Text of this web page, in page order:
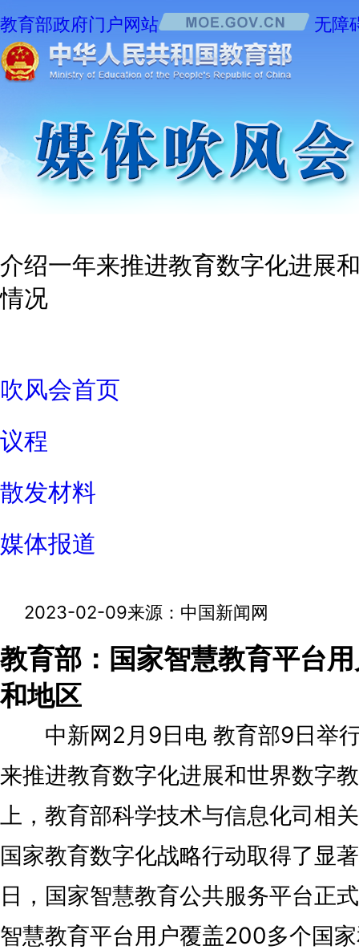
教育部政府门户网站 无障
介绍一年来推进教育数字化进展
情况
吹风会首页
议程
散发材料
媒体报道
2023-02-09来源：中国新闻网
教育部：国家智慧教育平台
和地区
中新网2月9日电 教育部9日举行
来推进教育数字化进展和世界数字
上，教育部科学技术与信息化司相
国家教育数字化战略行动取得了显
日，国家智慧教育公共服务平台正
智慧教育平台用户覆盖200多个国